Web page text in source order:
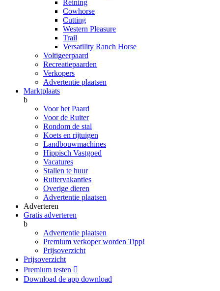
Reining
Cowhorse
Cutting
Western Pleasure
Trail
Versatility Ranch Horse
Voltigeerpaard
Recreatiepaarden
Verkopers
Advertentie plaatsen
Marktplaats
b
Voor het Paard
Voor de Ruiter
Rondom de stal
Koets en rijtuigen
Landbouwmachines
Hippisch Vastgoed
Vacatures
Stallen te huur
Ruitervakanties
Overige dieren
Advertentie plaatsen
Adverteren
Gratis adverteren
b
Advertentie plaatsen
Premium verkoper worden Tipp!
Prijsoverzicht
Prijsoverzicht
Premium testen 
Download de app download